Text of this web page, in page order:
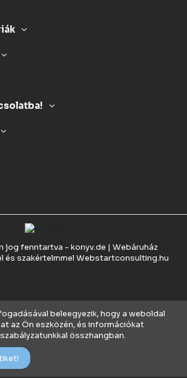
jog fenntartva - konyv.de | Webáruház
és szakértelmmel Webstartconsulting.hu
beleegyezik, hogy a weboldal
az Ön eszközén, és információkat
összhangban.